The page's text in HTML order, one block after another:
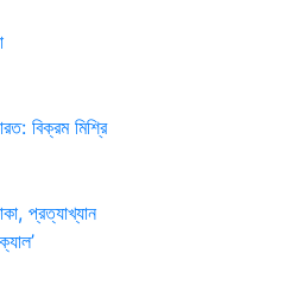
বিক্রম মিশ্রি
প্রত্যাখ্যান